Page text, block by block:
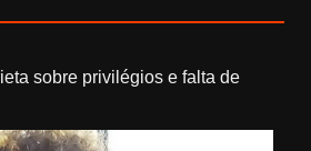
sobre privilégios e falta de